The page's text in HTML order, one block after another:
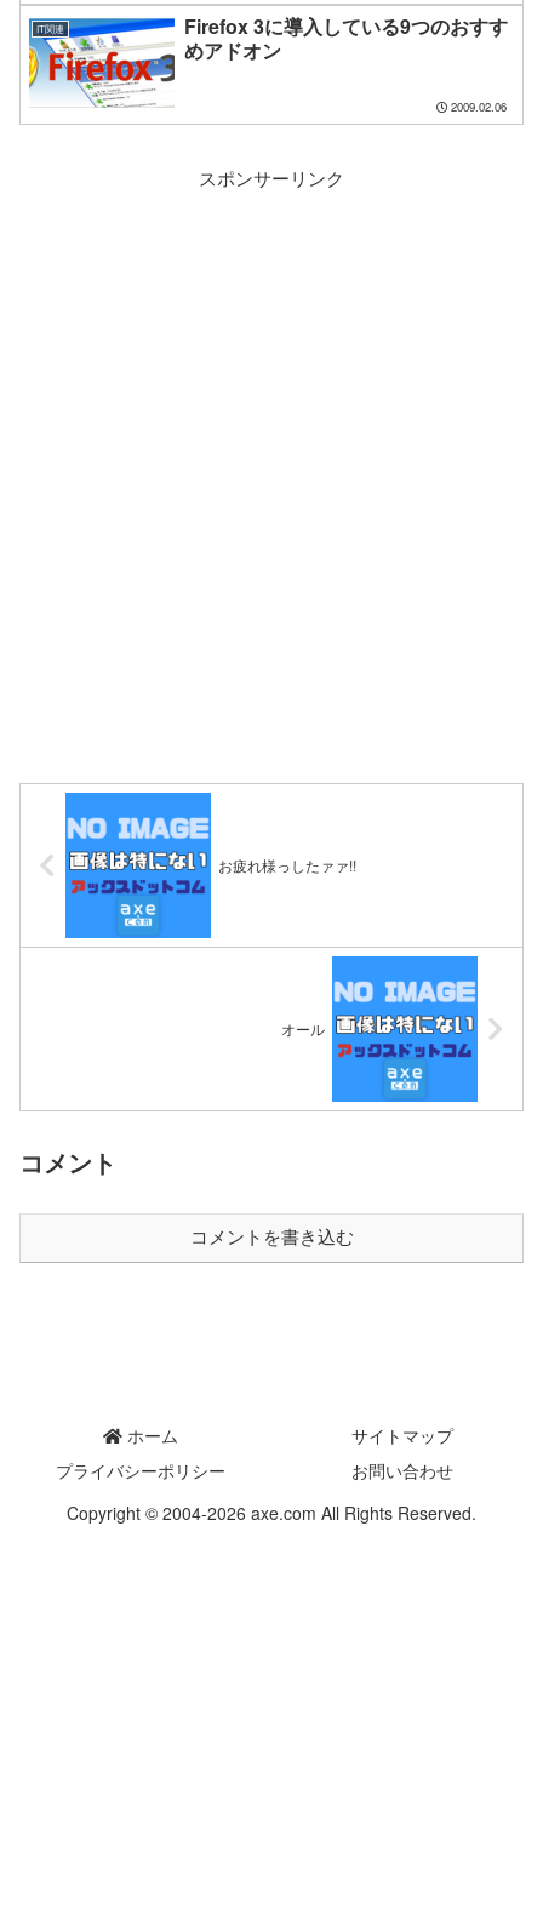
IT関連
Firefox 3に導入している9つのおすす
めアドオン
2009.02.06
スポンサーリンク
お疲れ様っしたァァ!!
オール
コメント
コメントを書き込む
ホーム
サイトマップ
プライバシーポリシー
お問い合わせ
Copyright © 2004-2026 axe.com All Rights Reserved.